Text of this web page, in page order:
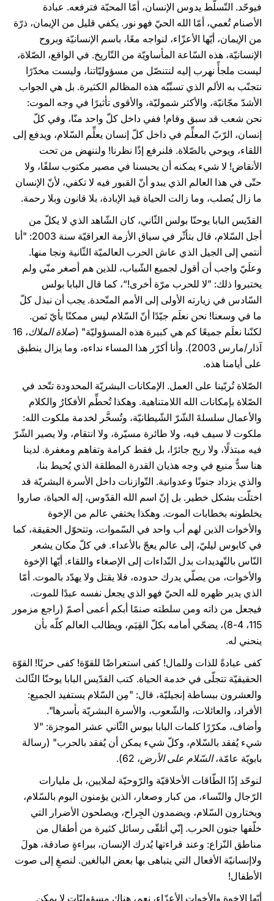
فيوحّد. التّسلّط يدوس الإنسان، أمّا المحبّة فترفعه. عبادة
الأصنام تُعمي، أمّا الله الحيّ فهو نور. يكفي قليل من الإيمان، ذرّة
من الإيمان، أيّها الأعزّاء، لنواجه معًا، باسم الإنسانيّة وبروح
الإنسانيّة، هذه السّاعة المأساويّة من التّاريخ. في الواقع، الصّلاة،
ليست ملجأً نهرب إليه لنتنصّل من مسؤوليّاتنا، وليست مخدّرًا
نتجنّب به الألم الذي تسبِّبُه هذه المظالم الكثيرة. بل هي الجواب
الأشدّ مجّانيّة، والأكثر شموليّة، والأقوى تأثيرًا في وجه الموت:
نحن شعب قد سبق وقام! ففي داخل كلّ واحد منّا، وفي كلّ
إنسان، الرّبّ المعلِّم في داخل كلّ إنسان يعلِّم السّلام، ويدفع إلى
اللقاء، ويوحي بالصّلاة. فلنرفع إذًا نظرنا! ولننهض من تحت
الأنقاض! لا شيء يمكنه أن يحبسنا في مصير مكتوب سلفًا، ولا
حتّى في هذا العالم الذي يبدو أنّ القبور فيه لا تكفي، لأنّ الإنسان
ما زال يُصلب، وما زالت الحياة قيد الإبادة، بلا قانون وبلا رحمة.
القدّيس البابا يوحنّا بولس الثّاني، كان الشّاهد الذي لا يكلّ من
أجل السّلام، قال بتأثّر في سياق الأزمة العراقيّة سنة 2003: "أنا
أنتمي إلى الجيل الذي عاش الحرب العالميّة الثّانية ونجا منها.
وعلَيّ واجب أن أقول لجميع الشّباب، للذين هم أصغر منّي ولم
يختبروا ذلك: ”لا للحرب مرّة أخرى!“، كما قال البابا بولس
السّادس في زيارته الأولى إلى الأمم المتّحدة. يجب أن نبذل كلّ
ما في وسعنا! نحن نعلَم جيّدًا أنّ السّلام ليس ممكنًا بأيّ ثمن.
لكنّنا نعلَم جميعًا كم هي كبيرة هذه المسؤوليّة" (صلاة الملاك ، 16
آذار/مارس 2003). وأنا أكرّر هذا المساء نداءه، وما يزال ينطبق
على أيامنا هذه.
الصّلاة تُربّينا على العمل. الإمكانات البشريّة المحدودة تتّحد في
الصّلاة بإمكانات الله اللامتناهية. وهكذا تُحطِّم الأفكارُ والكلام
والأعمال سلسلةَ الشّرّ الشّيطانيّة، وتُسخَّر لخدمة ملكوت الله:
ملكوت لا سيف فيه، ولا طائرة مسيّرة، ولا انتقام، ولا يصير الشّرّ
فيه مبتذلًا، ولا ربح جائرًا، بل فقط كرامة وتفاهم ومغفرة. لدينا
هنا سدٌّ منيع في وجه هذيان القدرة المطلقة الذي يُحيط بنا،
والذي يزداد جنونًا وعدوانية. التّوازنات داخل الأسرة البشريّة قد
اختلّت بشكل خطير. بل إنّ اسم الله القدّوس، إله الحياة، صاروا
يخلطونه بخطابات الموت. وهكذا يختفي عالم من الإخوة
والأخوات الذين لهم أب واحد في السّموات، وتتحوّل الحقيقة، كما
في كابوس ليليّ، إلى عالم يعجّ بالأعداء. في كلّ مكان يشعر
النّاس بالتّهديدات بدل النّداءات إلى الإصغاء واللقاء. أيّها الإخوة
والأخوات، من يصلّي يدرك حدوده، فلا يقتل ولا يهدّد بالموت. أمّا
الذي يدير ظهره لله الحيّ فهو الذي يجعل نفسه عبدًا للموت،
فيجعل من ذاته ومن سلطته صنمًا أبكم أعمى أصمّ (راجع مزمور
115، 4-8)، يضحّي أمامه بكلّ القِيَم، ويطالب العالم كلّه بأن
ينحني له.
كفى عبادةً للذات وللمال! كفى استعراضًا للقوّة! كفى حربًا! القوّة
الحقيقيّة تتجلّى في خدمة الحياة. كتب القدّيس البابا يوحنّا الثّالث
والعشرون ببساطة إنجيليّة، قال: "مِن السّلام يستفيد الجميع:
الأفراد، والعائلات، والشّعوب، والأسرة البشريّة بأسرها".
وأضاف، مكرّرًا كلمات البابا بيوس الثّاني عشر الموجزة: "لا
شيء يُفقد بالسّلام، وكلّ شيء يمكن أن يُفقد بالحرب" (رسالة
بابويّة عامّة،السّلام على الأرض، 62).
لنوحّد إذًا الطّاقات الأخلاقيّة والرّوحيّة لملايين، بل مليارات
الرّجال والنّساء، من كبار وصغار، الذين يؤمنون اليوم بالسّلام،
ويختارون السّلام، ويضمدون الجِراح، ويصلحون الأضرار التي
خلّفها جنون الحرب. إنّي أتلقّى رسائل كثيرة من أطفال من
مناطق النّزاع: وعند قراءتها يُدرك الإنسان، ببراءةٍ صادقة، هولَ
ولاإنسانيّة الأفعال التي يتباهى بها بعض البالغين. لنصغِ إلى صوت
الأطفال!
أيّها الإخوة والأخوات الأعزّاء، نعم، هناك مسؤوليّات لا يمكن